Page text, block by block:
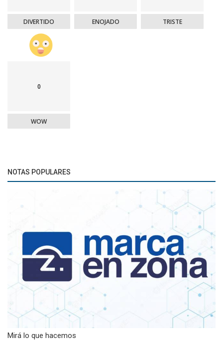
DIVERTIDO ENOJADO TRISTE
0
WOW
NOTAS POPULARES
Mirá lo que hacemos